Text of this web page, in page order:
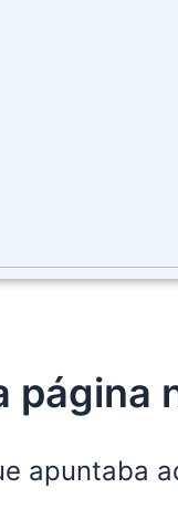
página
apuntaba